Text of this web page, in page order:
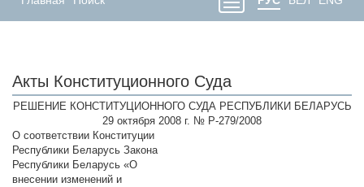
Акты Конституционного Суда
РЕШЕНИЕ КОНСТИТУЦИОННОГО СУДА РЕСПУБЛИКИ БЕЛАРУСЬ
29 октября 2008 г. № Р-279/2008
О соответствии Конституции
Республики Беларусь Закона
Республики Беларусь «О
внесении изменений и